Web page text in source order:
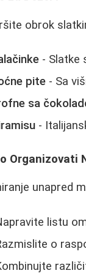
obrok
- Slatke
pite - Sa
sa
-
Organizovati
unapred
listu
o